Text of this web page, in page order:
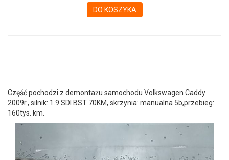
DO KOSZYKA
Część pochodzi z demontażu samochodu Volkswagen Caddy
2009r., silnik: 1.9 SDI BST 70KM, skrzynia: manualna 5b,przebieg:
160tys. km.